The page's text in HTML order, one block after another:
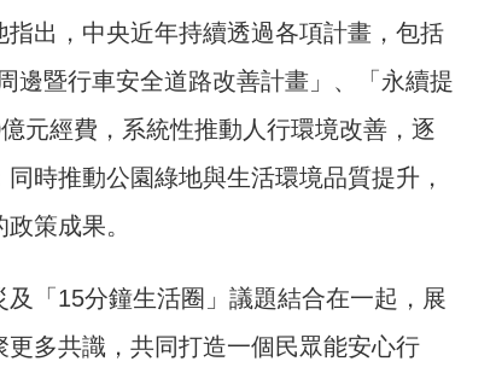
出，中央近年持續透過各項計畫，包括
邊暨行車安全道路改善計畫」、「永續提
元經費，系統性推動人行環境改善，逐
時推動公園綠地與生活環境品質提升，
策成果。
「15分鐘生活圈」議題結合在一起，展
多共識，共同打造一個民眾能安心行